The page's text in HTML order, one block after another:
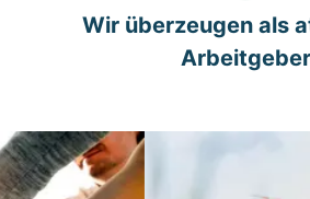
Wir überzeugen als
Arbeitgeber